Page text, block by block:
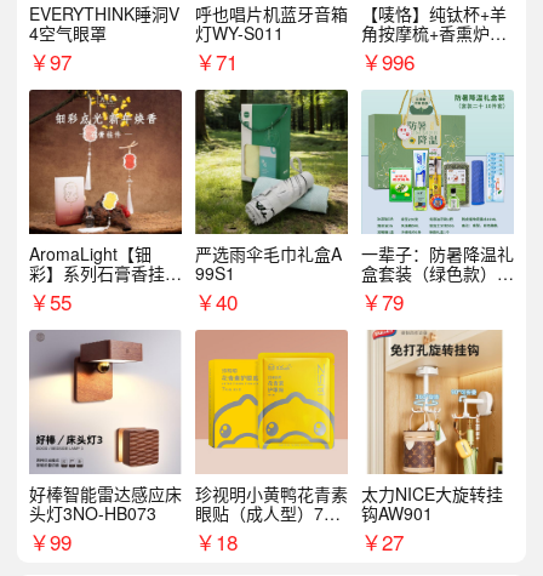
EVERYTHINK睡洞V
4空气眼罩
￥97
呼也唱片机蓝牙音箱
灯WY-S011
￥71
【唛恪】纯钛杯+羊
角按摩梳+香熏炉
+气垫梳
￥996
AromaLight【钿
彩】系列石膏香挂
（代发香味随机）
￥55
严选雨伞毛巾礼盒A
99S1
￥40
一辈子：防暑降温礼
盒套装（绿色款）支
持自由搭配
￥79
好棒智能雷达感应床
头灯3NO-HB073
￥99
珍视明小黄鸭花青素
眼贴（成人型）7对/
盒
￥18
太力NICE大旋转挂
钩AW901
￥27